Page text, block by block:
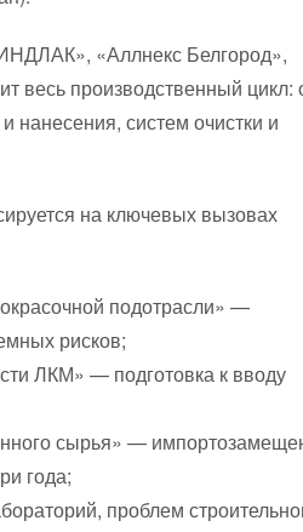
«Аллнекс Белгород»,
весь производственный цикл:
нанесения, систем очистки и
на ключевых вызовах
подотрасли» —
рисков;
ЛКМ» — подготовка к вводу
сырья» —
года;
проблем